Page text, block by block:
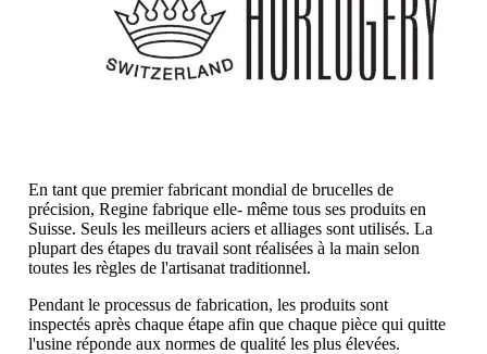
En tant que premier fabricant mondial de brucelles de
précision, Regine fabrique elle- même tous ses produits en
Suisse. Seuls les meilleurs aciers et alliages sont utilisés. La
plupart des étapes du travail sont réalisées à la main selon
toutes les règles de l'artisanat traditionnel.
Pendant le processus de fabrication, les produits sont
inspectés après chaque étape afin que chaque pièce qui quitte
l'usine réponde aux normes de qualité les plus élevées.